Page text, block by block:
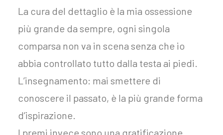
La cura del dettaglio è la mia ossessione
più grande da sempre, ogni singola
comparsa non va in scena senza che io
abbia controllato tutto dalla testa ai piedi.
L’insegnamento: mai smettere di
conoscere il passato, è la più grande forma
d’ispirazione.
I premi invece sono una gratificazione